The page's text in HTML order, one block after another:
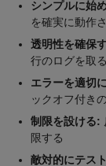
シンプルに始
を確実に動作
透明性を確保
行のログを取る
エラーを適切
ックオフ付き
制限を設ける:
限する
敵対的にテス